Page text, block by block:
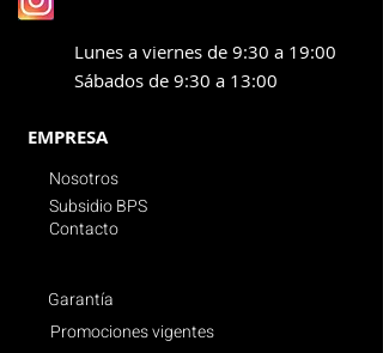
Lunes a viernes de 9:30 a 19:00
Sábados de 9:30 a 13:00
EMPRESA
Nosotros
Subsidio BPS
Contacto
Garantía
Promociones vigentes